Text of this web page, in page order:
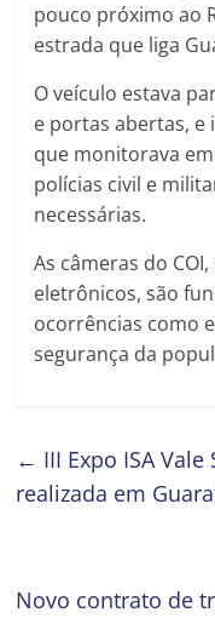
pouco próximo ao
estrada que liga
O veículo estava
e portas abertas, e
que monitorava
polícias civil e
necessárias.
As câmeras do
eletrônicos, são
ocorrências como
segurança da
← III Expo ISA
realizada em
Novo contrato de